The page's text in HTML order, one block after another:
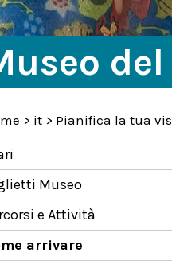
> it > Pianifica la tua
Museo
e Attività
arrivare